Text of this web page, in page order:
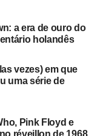
a era de ouro do
holandês
vezes) em que
uma série de
Pink Floyd e